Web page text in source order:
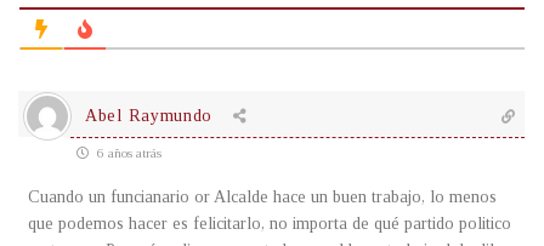
Abel Raymundo
6 años atrás
Cuando un funcianario or Alcalde hace un buen trabajo, lo menos
que podemos hacer es felicitarlo, no importa de qué partido politico